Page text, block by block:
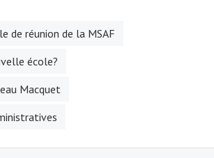
combattants
sapeurs-pompiers volontaires
de réunion de la MSAF
école?
Macquet